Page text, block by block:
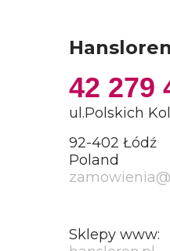
42 279
ul.Polskich
92-402 Łódź
Poland
Sklepy www: